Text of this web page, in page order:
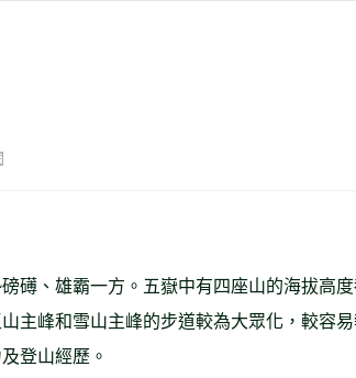
礡、雄霸一方。五嶽中有四座山的海拔高
主峰和雪山主峰的步道較為大眾化，較容
登山經歷。